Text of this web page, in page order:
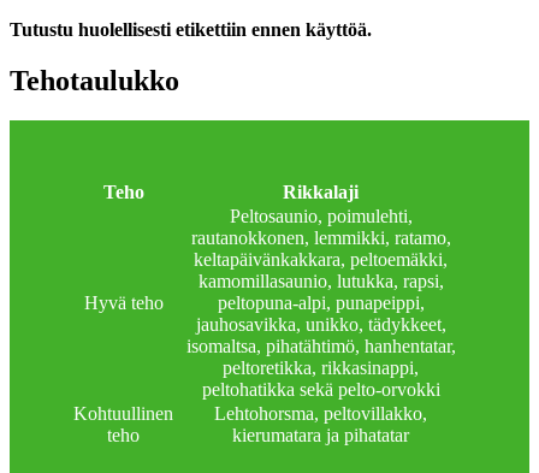
Tutustu huolellisesti etikettiin ennen käyttöä.
Tehotaulukko
Teho Rikkalaji
Hyvä teho
Peltosaunio, poimulehti,
rautanokkonen, lemmikki, ratamo,
keltapäivänkakkara, peltoemäkki,
kamomillasaunio, lutukka, rapsi,
peltopuna-alpi, punapeippi,
jauhosavikka, unikko, tädykkeet,
isomaltsa, pihatähtimö, hanhentatar,
peltoretikka, rikkasinappi,
peltohatikka sekä pelto-orvokki
Kohtuullinen
teho
Lehtohorsma, peltovillakko,
kierumatara ja pihatatar